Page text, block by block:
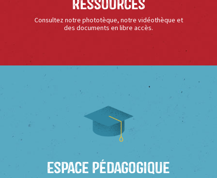
Consultez notre phototèque, notre vidéothèque et
des documents en libre accès.
Espace Pédagogique